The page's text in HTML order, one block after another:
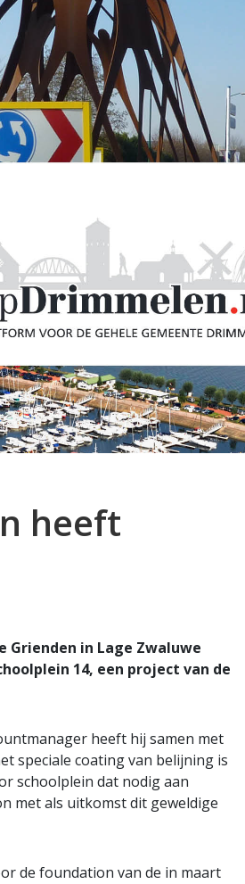
heeft
Grienden in Lage Zwaluwe
14, een project van de
heeft hij samen met
speciale coating van belijning is
schoolplein dat nodig aan
met als uitkomst dit geweldige
de foundation van de in maart